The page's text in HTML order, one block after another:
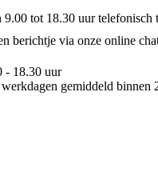
tot 18.30 uur telefonisch
berichtje via onze online
- 18.30 uur
gemiddeld binnen